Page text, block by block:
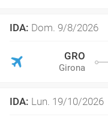
IDA: Dom. 9/8/2026
GRO
Girona
IDA: Lun. 19/10/2026